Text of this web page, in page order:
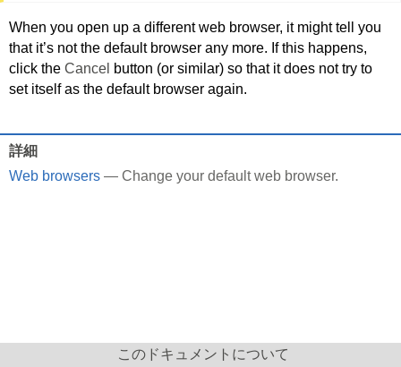
When you open up a different web browser, it might tell you
that it’s not the default browser any more. If this happens,
click the Cancel button (or similar) so that it does not try to
set itself as the default browser again.
詳細
Web browsers — Change your default web browser.
このドキュメントについて